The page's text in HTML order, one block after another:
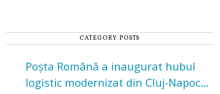
CATEGORY POSTS
Poșta Română a inaugurat hubul
logistic modernizat din Cluj-Napoca.